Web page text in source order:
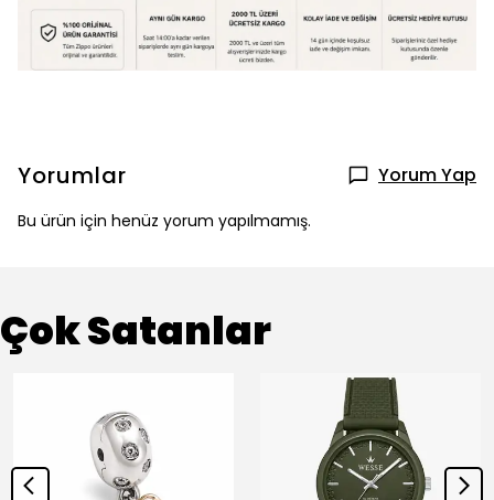
Yorumlar Yorum Yap
Bu ürün için henüz yorum yapılmamış.
Çok Satanlar